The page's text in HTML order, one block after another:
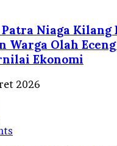
Niaga Kilang
Warga Olah
Ekonomi
2026